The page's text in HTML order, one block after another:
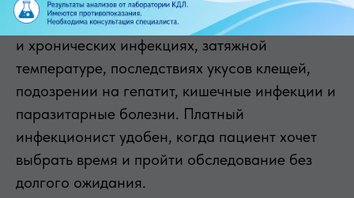
Взрослый инфекционист помогает при острых
и хронических инфекциях, затяжной
температуре, последствиях укусов клещей,
подозрении на гепатит, кишечные инфекции и
паразитарные болезни. Платный
инфекционист удобен, когда пациент хочет
выбрать время и пройти обследование без
долгого ожидания.